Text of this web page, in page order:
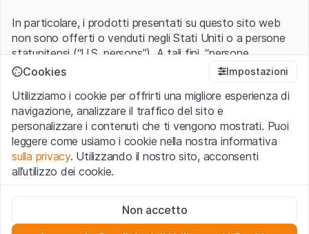
In particolare, i prodotti presentati su questo sito web
non sono offerti o venduti negli Stati Uniti o a persone
statunitensi (“U.S. persons”). A tali fini, “persone
statunitensi” vanno intese nel significato ad esse ascritto
1933 che include le persone residenti negli Stati Uniti
d’America, le società per azioni e le altre forme societarie
americane.
Condizioni di utilizzo e informazioni legali
Con l’accesso al sito web (di seguito, il “Sito”) si dichiara
avvertenze importanti e le condizioni di utilizzo ivi rese
Cookies Impostazioni
Utilizziamo i cookie per offrirti una migliore esperienza di
navigazione, analizzare il traffico del sito e
personalizzare i contenuti che ti vengono mostrati. Puoi
leggere come usiamo i cookie nella nostra informativa
sulla privacy. Utilizzando il nostro sito, acconsenti
all’utilizzo dei cookie.
Questi cookie sono necessari per il funzionamento del sito
web e non possono essere disattivati.
Non accetto